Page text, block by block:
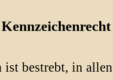
bestrebt, in